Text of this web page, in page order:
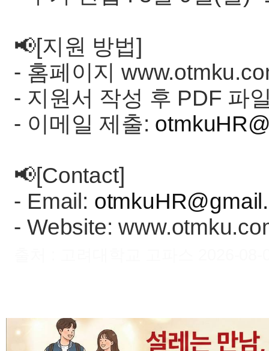
📢[지원 방법]
- 홈페이지
- 지원서 작성 후 PDF 파
- 이메일 제출:
📢[Contact]
- Email:
- Website: